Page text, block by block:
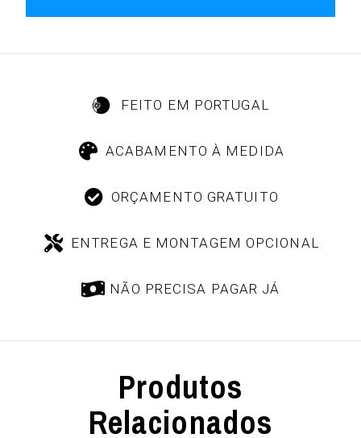
FEITO EM PORTUGAL
ACABAMENTO À MEDIDA
ORÇAMENTO GRATUITO
ENTREGA E MONTAGEM OPCIONAL
NÃO PRECISA PAGAR JÁ
Produtos
Relacionados